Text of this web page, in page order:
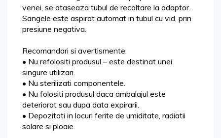
venei, se ataseaza tubul de recoltare la adaptor.
Sangele este aspirat automat in tubul cu vid, prin
presiune negativa.
Recomandari si avertismente:
• Nu refolositi produsul – este destinat unei
singure utilizari.
• Nu sterilizati componentele.
• Nu folositi produsul daca ambalajul este
deteriorat sau dupa data expirarii.
• Depozitati in locuri ferite de umiditate, radiatii
solare si ploaie.